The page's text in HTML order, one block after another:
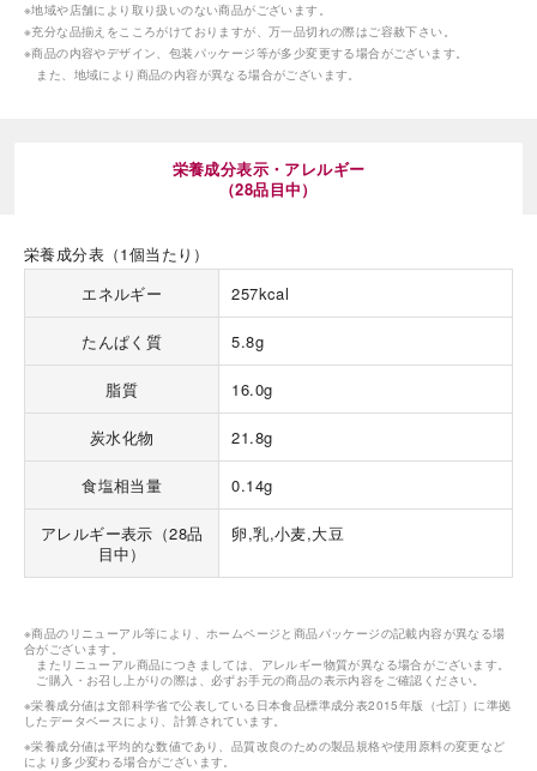
※地域や店舗により取り扱いのない商品がございます。
※充分な品揃えをこころがけておりますが、万一品切れの際はご容赦下さい。
※商品の内容やデザイン、包装パッケージ等が多少変更する場合がございます。
また、地域により商品の内容が異なる場合がございます。
栄養成分表示・アレルギー
（28品目中）
栄養成分表（1個当たり）
エネルギー
257kcal
たんぱく質 5.8g
脂質 16.0g
炭水化物 21.8g
食塩相当量 0.14g
アレルギー表示（28品
目中）
卵,乳,小麦,大豆
※商品のリニューアル等により、ホームページと商品パッケージの記載内容が異なる場
合がございます。
またリニューアル商品につきましては、アレルギー物質が異なる場合がございます。
ご購入・お召し上がりの際は、必ずお手元の商品の表示内容をご確認ください。
※栄養成分値は文部科学省で公表している日本食品標準成分表2015年版（七訂）に準拠
したデータベースにより、計算されています。
※栄養成分値は平均的な数値であり、品質改良のための製品規格や使用原料の変更など
により多少変わる場合がございます。
岳や末広がりを意味す
やつ時」という意味を込
。雄大な八ヶ岳山麓の自
れる、こだわりのスイー
さい。
海外 Overseas shops
Indonesia
Malaysia
Hong Kong
UAE
Vietnam